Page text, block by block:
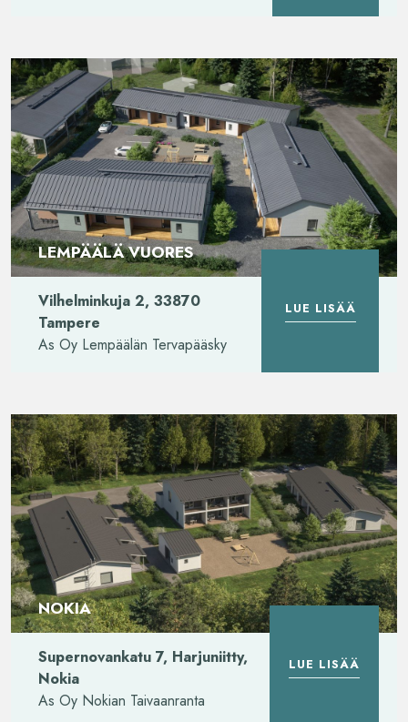
LEMPÄÄLÄ VUORES
Vilhelminkuja 2, 33870
Tampere
As Oy Lempäälän Tervapääsky
LUE LISÄÄ
NOKIA
Supernovankatu 7, Harjuniitty,
Nokia
As Oy Nokian Taivaanranta
LUE LISÄÄ